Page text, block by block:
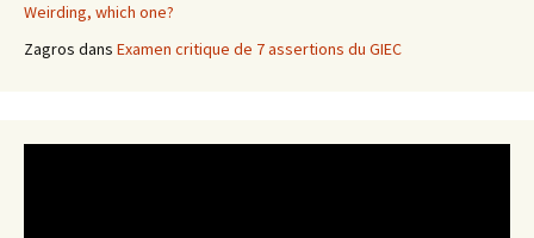
Weirding, which one?
Zagros dans Examen critique de 7 assertions du GIEC